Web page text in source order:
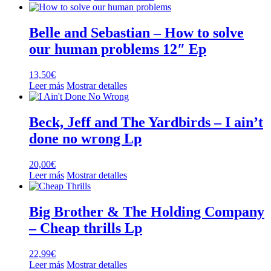
original
31,50€.
actual
24,99€.
Belle and Sebastian – How to solve
our human problems 12″ Ep
13,50€
Leer más Mostrar detalles
Beck, Jeff and The Yardbirds – I ain’t
done no wrong Lp
20,00€
Leer más Mostrar detalles
Big Brother & The Holding Company
– Cheap thrills Lp
22,99€
Leer más Mostrar detalles